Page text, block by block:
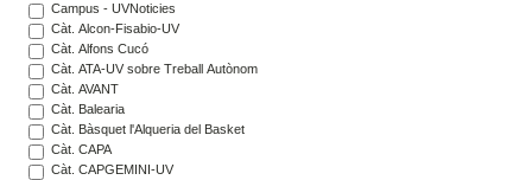
Campus - UVNoticies
Càt. Alcon-Fisabio-UV
Càt. Alfons Cucó
Càt. ATA-UV sobre Treball Autònom
Càt. AVANT
Càt. Balearia
Càt. Bàsquet l'Alqueria del Basket
Càt. CAPA
Càt. CAPGEMINI-UV